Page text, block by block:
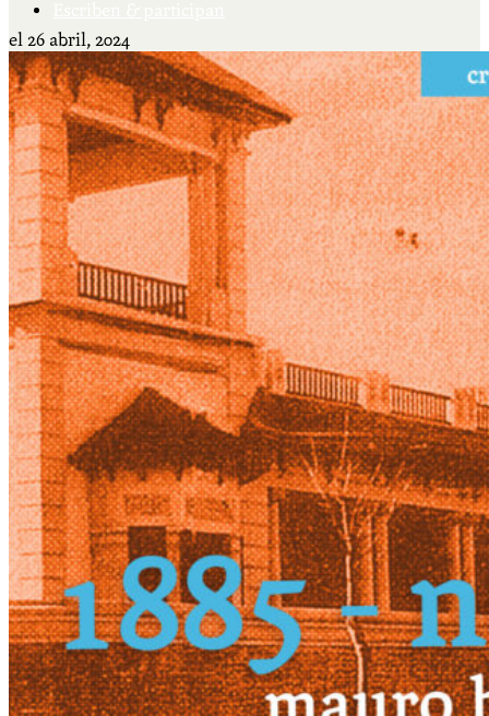
Actualidad y sociedad
Educación
Literatura
Filosofía
Psicología
Más
Actividades & contenido
AJÍ EN YOUTUBE
el 26 abril, 2024